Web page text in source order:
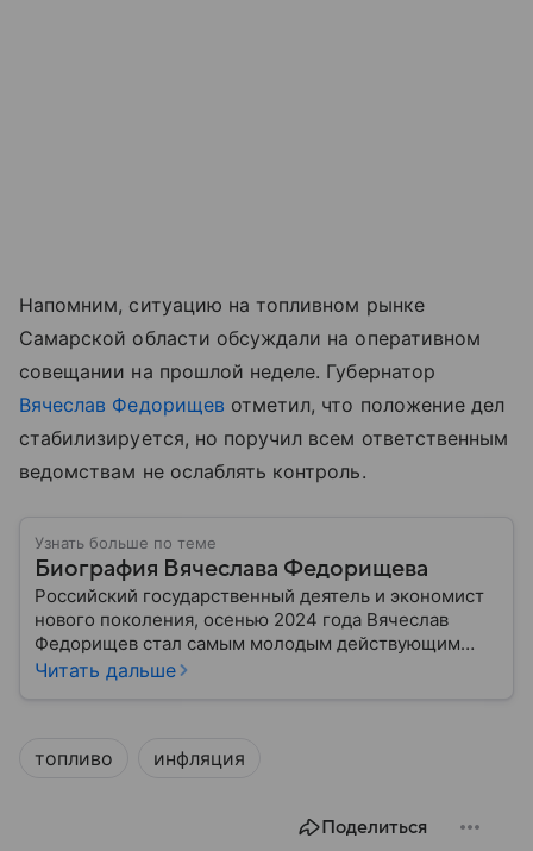
Напомним, ситуацию на топливном рынке
Самарской области обсуждали на оперативном
совещании на прошлой неделе. Губернатор
Вячеслав Федорищев отметил, что положение дел
стабилизируется, но поручил всем ответственным
ведомствам не ослаблять контроль.
Узнать больше по теме
Биография Вячеслава Федорищева
Российский государственный деятель и экономист
нового поколения, осенью 2024 года Вячеслав
Федорищев стал самым молодым действующим
главой субъекта в РФ. Возглавивший Самарскую
Читать дальше
топливо инфляция
Поделиться